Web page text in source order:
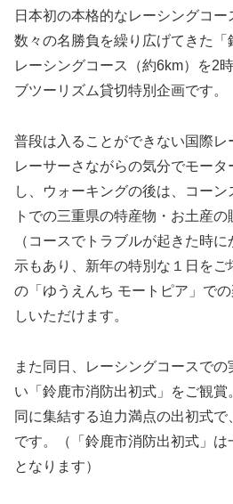
日本初の本格的なレーシングコー
数々の名勝負を繰り広げてきた
レーシングコース（約6km）を2
ブツーリズム貸切特別企画です。
普段は入ることができない国際レ
レーサーさながらの気分でモー
し、ウォーキングの後は、コー
トでの三重県の特産物・お土産
（コースでトラブルが起きた時
示もあり、新年の特別な１日を
の「ゆうえんち モートピア」で
しいただけます。
また同日、レーシングコースで
い「鈴鹿市消防出初式」をご観
同に集結する迫力満点の出初式
です。（「鈴鹿市消防出初式」
となります）